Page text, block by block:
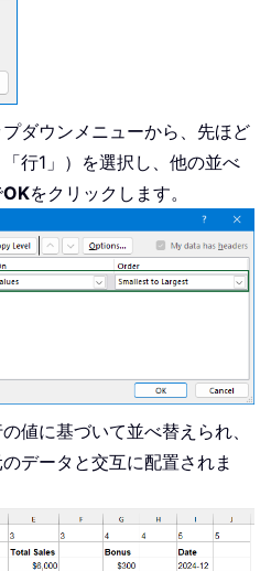
プダウンメニューから、先ほど
行1」）を選択し、他の並べ
OKをクリックします。
値に基づいて並べ替えられ、
データと交互に配置されま